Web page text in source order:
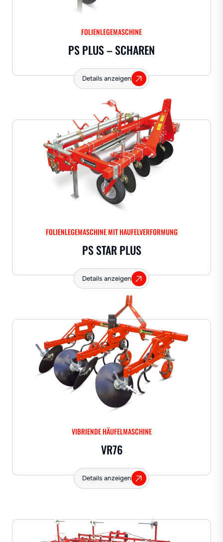
FOLIENLEGEMASCHINE
PS PLUS – SCHAREN
Details anzeigen
FOLIENLEGEMASCHINE MIT HAUFELVERFORMUNG
PS STAR PLUS
Details anzeigen
VIBRIENDE HÄUFELMASCHINE
VR76
Details anzeigen